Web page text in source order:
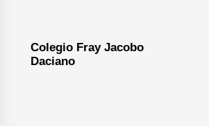
Colegio Fray Jacobo
Daciano